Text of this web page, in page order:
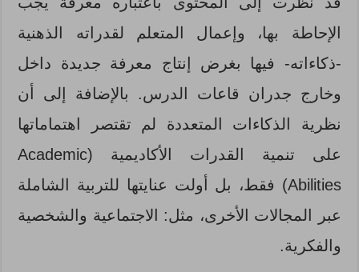
الإحاطة بها، وإعمال المتعلم لقدراته الذهنية
-ذكاءاته- فيها بغرض إنتاج معرفة جديدة داخل
وخارج جدران قاعات الدرس. بالإضافة إلى أن
نظرية الذكاءات المتعددة لم تقتصر اهتماماتها
على تنمية القدرات الأكاديمية (Academic
Abilities) فقط، بل أولت عنايتها للتربية الشاملة
عبر المجالات الأخرى، مثل: الاجتماعية والشخصية
والفكرية.